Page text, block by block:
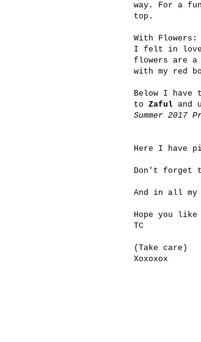
way. For a
top.
With Flowers:
I felt in love
flowers are
with my red
Below I
to Zaful and
Summer 2017
Here I have
Don't forget
And in all my
Hope you
TC
(Take care)
Xoxoxox